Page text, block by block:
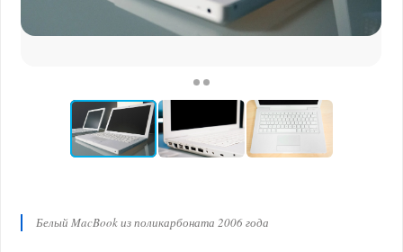
Белый MacBook из поликарбоната 2006 года